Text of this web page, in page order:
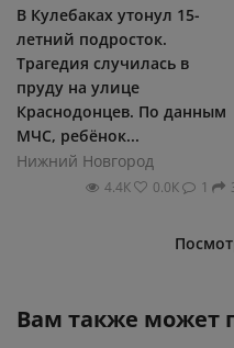
В Кулебаках утонул 15-
летний подросток.
Трагедия случилась в
пруду на улице
Краснодонцев. По данным
МЧС, ребёнок...
Нижний Новгород
4.4К 0.0К 1
Вам также может